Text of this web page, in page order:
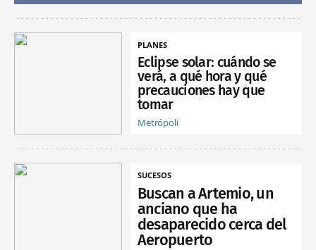
PLANES
Eclipse solar: cuándo se
verá, a qué hora y qué
precauciones hay que
tomar
Metrópoli
SUCESOS
Buscan a Artemio, un
anciano que ha
desaparecido cerca del
Aeropuerto